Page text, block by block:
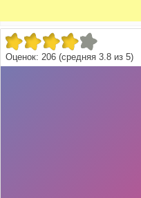
Оценок: 206 (средняя 3.8 из 5)